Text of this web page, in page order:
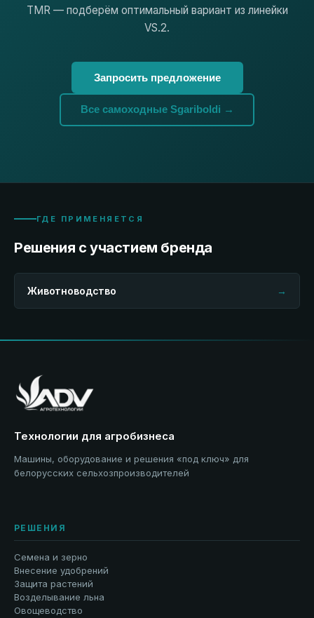
TMR — подберём оптимальный вариант из линейки
VS.2.
Запросить предложение
Все самоходные Sgariboldi →
ГДЕ ПРИМЕНЯЕТСЯ
Решения с участием бренда
Животноводство →
Технологии для агробизнеса
Машины, оборудование и решения «под ключ» для
белорусских сельхозпроизводителей
РЕШЕНИЯ
Семена и зерно
Внесение удобрений
Защита растений
Возделывание льна
Овощеводство